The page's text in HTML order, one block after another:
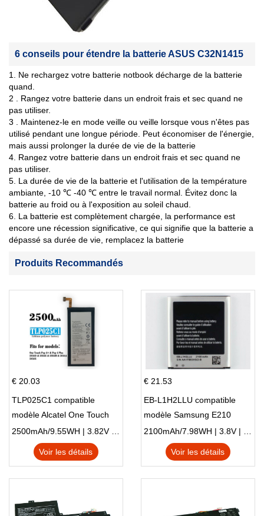
6 conseils pour étendre la batterie ASUS C32N1415
1. Ne rechargez votre batterie notbook décharge de la batterie
quand.
2 . Rangez votre batterie dans un endroit frais et sec quand ne
pas utiliser.
3 . Maintenez-le en mode veille ou veille lorsque vous n'êtes pas
utilisé pendant une longue période. Peut économiser de l'énergie,
mais aussi prolonger la durée de vie de la batterie
4. Rangez votre batterie dans un endroit frais et sec quand ne
pas utiliser.
5. La durée de vie de la batterie et l'utilisation de la température
ambiante, -10 ℃ -40 ℃ entre le travail normal. Évitez donc la
batterie au froid ou à l'exposition au soleil chaud.
6. La batterie est complètement chargée, la performance est
encore une récession significative, ce qui signifie que la batterie a
dépassé sa durée de vie, remplacez la batterie
Produits Recommandés
€ 20.03
TLP025C1 compatible
modèle Alcatel One Touch
Pop 4 Plus OT-5056D
2500mAh/9.55WH | 3.82V | Li-ion ...
Voir les détails
€ 21.53
EB-L1H2LLU compatible
modèle Samsung E210
E210K i939
2100mAh/7.98WH | 3.8V | Li-ion ...
Voir les détails